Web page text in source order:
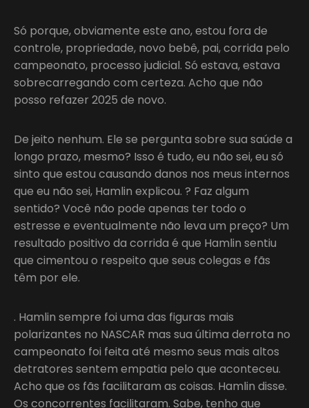
Só porque, obviamente este ano, estou fora de
controle, propriedade, novo bebê, pai, corrida pelo
campeonato, processo judicial. Só estava, estava
sobrecarregando com certeza. Acho que não
posso refazer 2025 de novo.
De jeito nenhum. Ele se pergunta sobre sua saúde a
longo prazo, mesmo? Isso é tudo, eu não sei, eu só
sinto que estou causando danos nos meus internos
que eu não sei, Hamlin explicou. ? Faz algum
sentido? Você não pode apenas ter todo o
estresse e eventualmente não leva um preço? Um
resultado positivo da corrida é que Hamlin sentiu
que cimentou o respeito que seus colegas e fãs
têm por ele.
. Hamlin sempre foi uma das figuras mais
polarizantes no NASCAR mas sua última derrota no
campeonato foi feita até mesmo seus mais altos
detratores sentem empatia pelo que aconteceu.
Acho que os fãs facilitaram as coisas. Hamlin disse.
Os concorrentes facilitaram. Sabe, tenho que